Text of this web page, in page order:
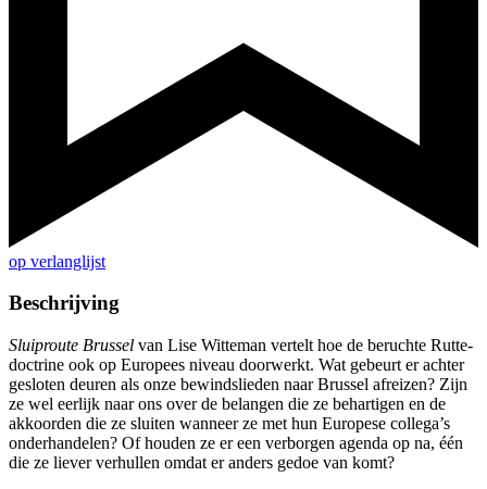
op verlanglijst
Beschrijving
Sluiproute Brussel van Lise Witteman vertelt hoe de beruchte Rutte-
doctrine ook op Europees niveau doorwerkt. Wat gebeurt er achter
gesloten deuren als onze bewindslieden naar Brussel afreizen? Zijn
ze wel eerlijk naar ons over de belangen die ze behartigen en de
akkoorden die ze sluiten wanneer ze met hun Europese collega’s
onderhandelen? Of houden ze er een verborgen agenda op na, één
die ze liever verhullen omdat er anders gedoe van komt?